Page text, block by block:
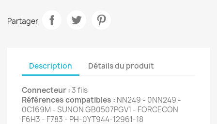
Partager
Description Détails du produit
Connecteur :3 fils
Références compatibles : NN249 - 0NN249 -
0C169M - SUNON GB0507PGV1 - FORCECON
F6H3 - F783 - PH-0YT944-12961-18